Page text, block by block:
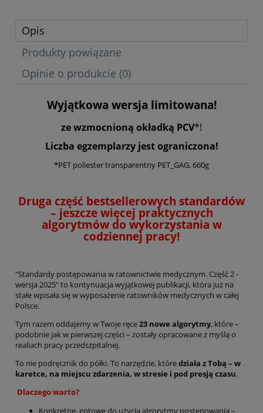
Opis
Produkty powiązane
Opinie o produkcie (0)
Wyjątkowa wersja limitowana!
ze wzmocnioną okładką PCV*!
Liczba egzemplarzy jest ograniczona!
*PET poliester transparentny PET_GAG, 660g
Druga część bestsellerowych standardów
– jeszcze więcej praktycznych
algorytmów do wykorzystania w
codziennej pracy!
"Standardy postępowania w ratownictwie medycznym. Część 2 -
wersja 2025" to kontynuacja wyjątkowej publikacji, która już na
stałe wpisała się w wyposażenie ratowników medycznych w całej
Polsce.
Tym razem oddajemy w Twoje ręce23 nowe algorytmy, które –
podobnie jak w pierwszej części – zostały opracowane z myślą o
realiach pracy przedszpitalnej.
To nie podręcznik do półki. To narzędzie, któredziała z Tobą – w
karetce, na miejscu zdarzenia, w stresie i pod presją czasu.
Dlaczego warto?
Konkretne, gotowe do użycia algorytmy postępowania –